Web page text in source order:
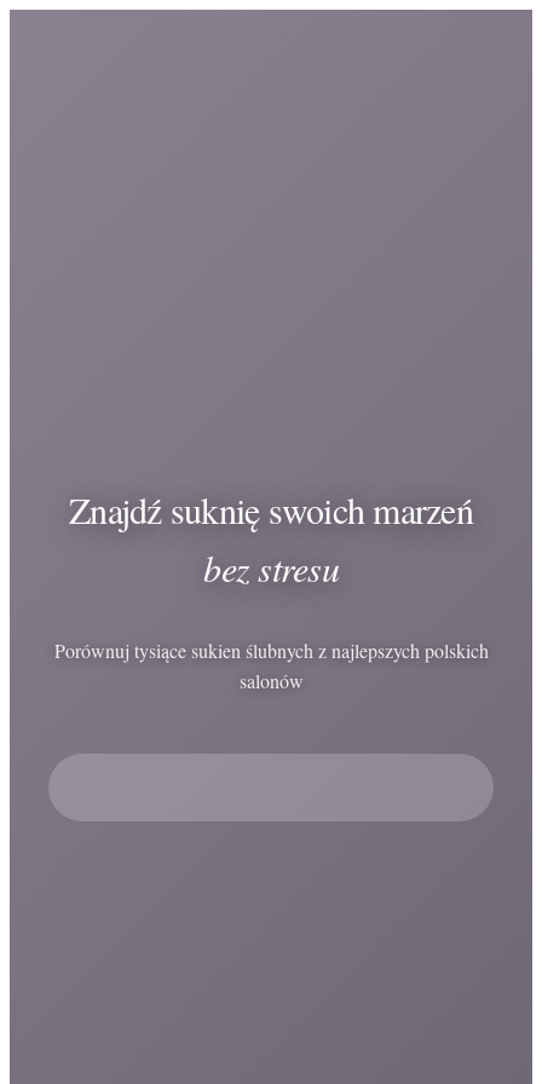
Znajdź suknię swoich marzeń
bez stresu
Porównuj tysiące sukien ślubnych z najlepszych polskich
salonów